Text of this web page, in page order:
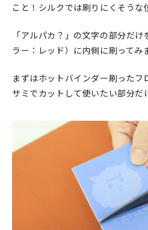
こと！シルクでは刷りにくそうな
「アルパカ？」の文字の部分だ
ラー：レッド）に内側に刷ってみ
まずはホットバインダー刷った
サミでカットして使いたい部分だ